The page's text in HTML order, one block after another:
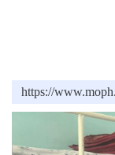
https://